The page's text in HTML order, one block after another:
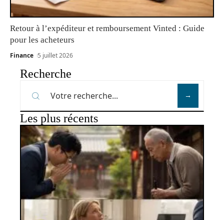
Retour à l’expéditeur et remboursement Vinted : Guide
pour les acheteurs
Finance 5 juillet 2026
Recherche
Les plus récents